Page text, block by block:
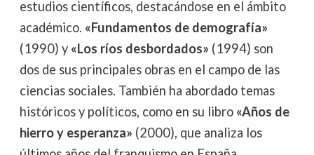
estudios científicos, destacándose en el ámbito
académico. «Fundamentos de demografía»
(1990) y «Los ríos desbordados» (1994) son
dos de sus principales obras en el campo de las
ciencias sociales. También ha abordado temas
históricos y políticos, como en su libro «Años de
hierro y esperanza» (2000), que analiza los